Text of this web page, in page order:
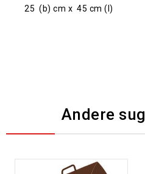
25 (b) cm x 45 cm (l)
Andere